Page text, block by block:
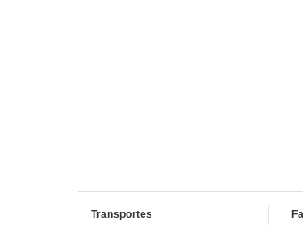
Transportes